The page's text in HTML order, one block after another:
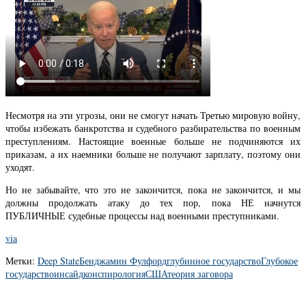
Несмотря на эти угрозы, они не смогут начать Третью мировую войну,
чтобы избежать банкротства и судебного разбирательства по военным
преступлениям. Настоящие военные больше не подчиняются их
приказам, а их наемники больше не получают зарплату, поэтому они
уходят.
Но не забывайте, что это не закончится, пока не закончится, и мы
должны продолжать атаку до тех пор, пока НЕ начнутся
ПУБЛИЧНЫЕ судебные процессы над военными преступниками.
via
Метки: Deep StateБенджамин Фулфордглубинное государствоГлубокое
государствоинсайдконспирологияСШАтеория заговора